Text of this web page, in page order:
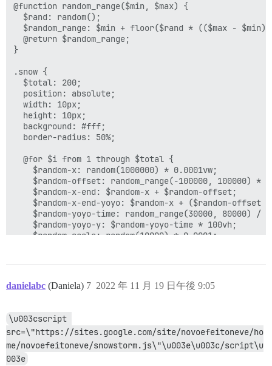
@function random_range($min, $max) {
  $rand: random();
$random_range: $min + floor($rand * (($max - $min)
  @return $random_range;
}
.snow {
  $total: 200;
  position: absolute;
  width: 10px;
  height: 10px;
  background: #fff;
  border-radius: 50%;
  @for $i from 1 through $total {
    $random-x: random(1000000) * 0.0001vw;
$random-offset: random_range(-100000, 100000) *
    $random-x-end: $random-x + $random-offset;
$random-x-end-yoyo: $random-x + ($random-offset
$random-yoyo-time: random_range(30000, 80000) /
    $random-yoyo-y: $random-yoyo-time * 100vh;
    $random-scale: random(10000) * 0.0001;
    &:nth-child(#{$i}) {
      opacity: random(10000) * 0.0001;
    }
    @keyframes fall-#{$i} {
      #{percentage($random-yoyo-time)} {
danielabc (Daniela) 2022 年 11 月 19 日午後 9:05
7
\u003cscript
src=\"https://sites.google.com/site/novoefeitoneve/ho
me/novoefeitoneve/snowstorm.js\"\u003e\u003c/script\u
003e